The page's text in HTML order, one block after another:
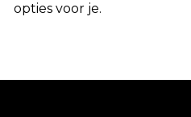
opties voor je.